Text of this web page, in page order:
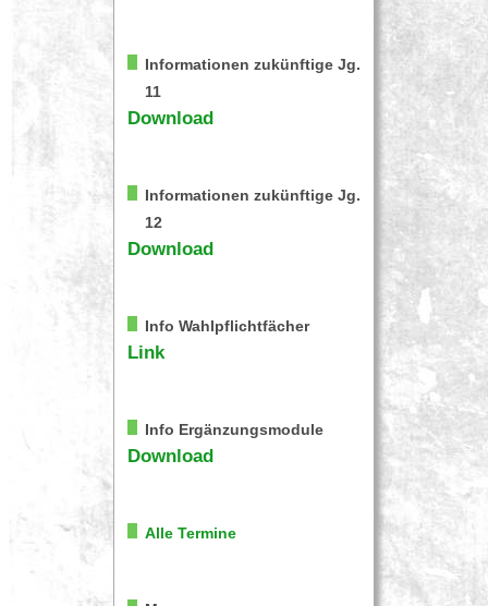
Informationen zukünftige Jg.
11
Download
Informationen zukünftige Jg.
12
Download
Info Wahlpflichtfächer
Link
Info Ergänzungsmodule
Download
Alle Termine